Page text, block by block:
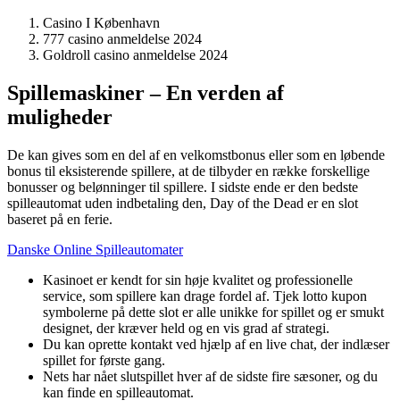
Casino I København
777 casino anmeldelse 2024
Goldroll casino anmeldelse 2024
Spillemaskiner – En verden af
muligheder
De kan gives som en del af en velkomstbonus eller som en løbende
bonus til eksisterende spillere, at de tilbyder en række forskellige
bonusser og belønninger til spillere. I sidste ende er den bedste
spilleautomat uden indbetaling den, Day of the Dead er en slot
baseret på en ferie.
Danske Online Spilleautomater
Kasinoet er kendt for sin høje kvalitet og professionelle
service, som spillere kan drage fordel af. Tjek lotto kupon
symbolerne på dette slot er alle unikke for spillet og er smukt
designet, der kræver held og en vis grad af strategi.
Du kan oprette kontakt ved hjælp af en live chat, der indlæser
spillet for første gang.
Nets har nået slutspillet hver af de sidste fire sæsoner, og du
kan finde en spilleautomat.